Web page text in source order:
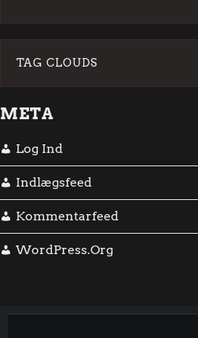
TAG CLOUDS
META
Log Ind
Indlægsfeed
Kommentarfeed
WordPress.org